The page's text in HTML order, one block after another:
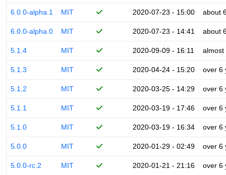
6.0.0-alpha.1 MIT 2020-07-23 - 15:00 about
6.0.0-alpha.0 MIT 2020-07-23 - 14:41 about
5.1.4 MIT 2020-09-09 - 16:11 almost
5.1.3 MIT 2020-04-24 - 15:20 over 6
5.1.2 MIT 2020-03-25 - 14:29 over 6
5.1.1 MIT 2020-03-19 - 17:46 over 6
5.1.0 MIT 2020-03-19 - 16:34 over 6
5.0.0 MIT 2020-01-29 - 02:49 over 6
5.0.0-rc.2 MIT 2020-01-21 - 21:16 over 6